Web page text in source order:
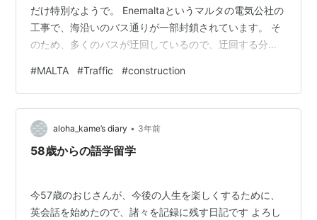
だけ特別なようで。 Enemaltaというマルタの電気公社の
工事で、海沿いのバス通りが一部封鎖されています。 そ
のため、多くのバスが迂回しているので、迂回する分時
まで封鎖されているとか。元々渋滞を予想して早めに出
ている人々すら、時間に間に合わなくなっているようで
す。 5月前半にマルタへ旅行する方、セントジュリアン
やスリーマあたりに宿泊する方は特にお気を付けくださ
い。 -----●マルタに旅行や留学に来る際、ガイドブック
#MALTA #Traffic #construction
aloha_kame’s diary • 3年前
58歳からの語学留学